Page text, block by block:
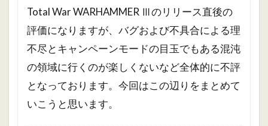
Total War WARHAMMER Ⅲのリリース直後の
評価になりますが、バグおよび不具合による理
不尽とキャンペーンモードの目玉でもある混沌
の領域に行くのが楽しくないなど全体的に不評
となっております。今回はこの辺りをまとめて
いこうと思います。